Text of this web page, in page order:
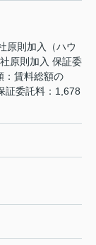
原則加入（ハウ
原則加入 保証委
：賃料総額の
証委託料：1,678